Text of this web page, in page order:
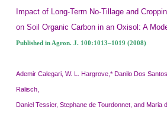
Impact of Long-Term No-Tillage and
on Soil Organic Carbon in an Oxisol: A
Published in Agron. J. 100:1013–1019 (2008)
Ademir Calegari, W. L. Hargrove,* Danilo Dos
Ralisch,
Daniel Tessier, Stephane de Tourdonnet, and Maria